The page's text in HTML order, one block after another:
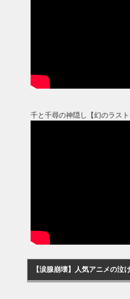
千と千尋の神隠し【幻のラス
【涙腺崩壊】人気アニメの泣